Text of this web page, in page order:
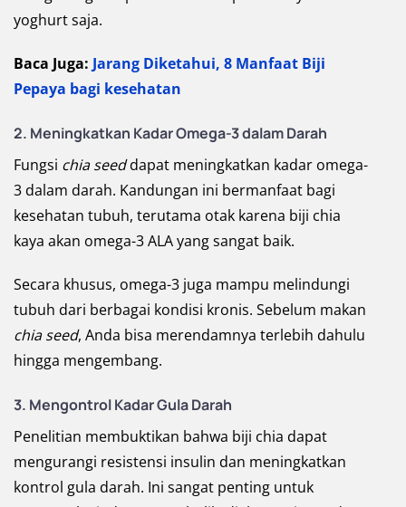
yoghurt saja.
Baca Juga: Jarang Diketahui, 8 Manfaat Biji
Pepaya bagi kesehatan
2. Meningkatkan Kadar Omega-3 dalam Darah
Fungsi chia seeddapat meningkatkan kadar omega-
3 dalam darah. Kandungan ini bermanfaat bagi
kesehatan tubuh, terutama otak karena biji chia
kaya akan omega-3 ALA yang sangat baik.
Secara khusus, omega-3 juga mampu melindungi
tubuh dari berbagai kondisi kronis. Sebelum makan
chia seed, Anda bisa merendamnya terlebih dahulu
hingga mengembang.
3. Mengontrol Kadar Gula Darah
Penelitian membuktikan bahwa biji chia dapat
mengurangi resistensi insulin dan meningkatkan
kontrol gula darah. Ini sangat penting untuk